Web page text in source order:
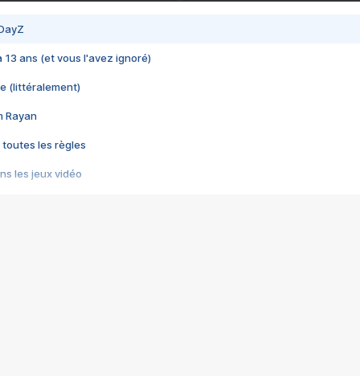
13 ans (et vous l'avez ignoré)
(littéralement)
Rayan
toutes les règles
les jeux vidéo